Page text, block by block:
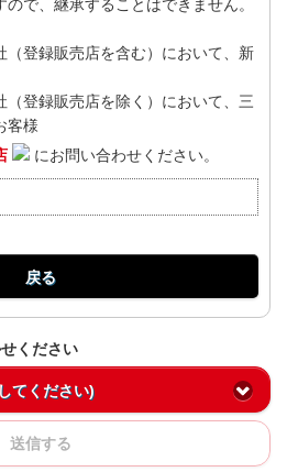
で、継承することはできません。
（登録販売店を含む）において、新
（登録販売店を除く）において、三
客様
にお問い合わせください。
戻る
ください
てください)
送信する